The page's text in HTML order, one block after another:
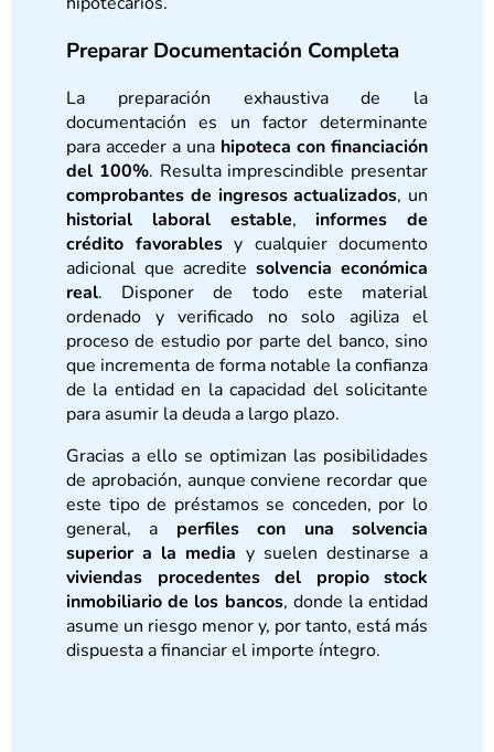
Preparar Documentación Completa
La preparación exhaustiva de la
documentación es un factor determinante
para acceder a una hipoteca con financiación
del 100%. Resulta imprescindible presentar
comprobantes de ingresos actualizados, un
historial laboral estable,informes de
crédito favorablesy cualquier documento
adicional que acredite solvencia económica
real. Disponer de todo este material
ordenado y verificado no solo agiliza el
proceso de estudio por parte del banco, sino
que incrementa de forma notable la confianza
de la entidad en la capacidad del solicitante
para asumir la deuda a largo plazo.
Gracias a ello se optimizan las posibilidades
de aprobación, aunque conviene recordar que
este tipo de préstamos se conceden, por lo
general, a perfiles con una solvencia
superior a la media y suelen destinarse a
viviendas procedentes del propio stock
inmobiliario de los bancos, donde la entidad
asume un riesgo menor y, por tanto, está más
dispuesta a financiar el importe íntegro.